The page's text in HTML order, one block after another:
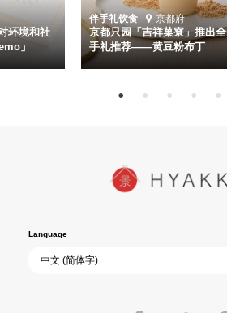
环境和社
」
伴手礼饮食 京都府
京都只园「吉祥菓寮」推出
手礼推荐——黄豆粉布丁
Language